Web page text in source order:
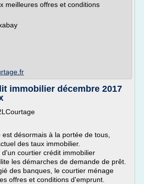
meilleures offres et conditions
immobilier décembre 2017
désormais à la portée de tous,
des taux immobilier.
courtier crédit immobilier
les démarches de demande de prêt.
des banques, le courtier ménage
offres et conditions d'emprunt.